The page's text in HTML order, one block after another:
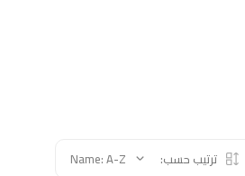
حسب: Name: A-Z